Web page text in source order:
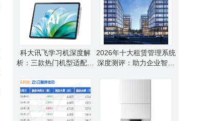
科大讯飞学习机深度解
析：三款热门机型适配不
2026年十大租赁管理系统
深度测评：助力企业智能